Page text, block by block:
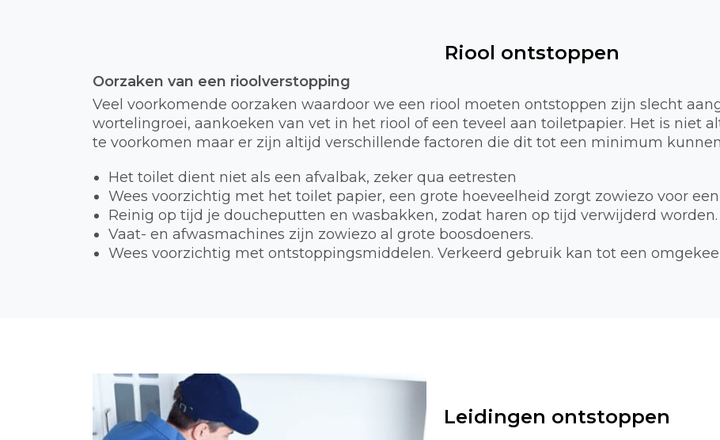
Riool ontstoppen
Oorzaken van een rioolverstopping
Veel voorkomende oorzaken waardoor we een riool moeten ontstoppen zijn slecht
wortelingroei, aankoeken van vet in het riool of een teveel aan toiletpapier. Het is niet
te voorkomen maar er zijn altijd verschillende factoren die dit tot een minimum
Het toilet dient niet als een afvalbak, zeker qua eetresten
Wees voorzichtig met het toilet papier, een grote hoeveelheid zorgt zowiezo voor
Reinig op tijd je doucheputten en wasbakken, zodat haren op tijd verwijderd worden.
Vaat- en afwasmachines zijn zowiezo al grote boosdoeners.
Wees voorzichtig met ontstoppingsmiddelen. Verkeerd gebruik kan tot een
Leidingen ontstoppen